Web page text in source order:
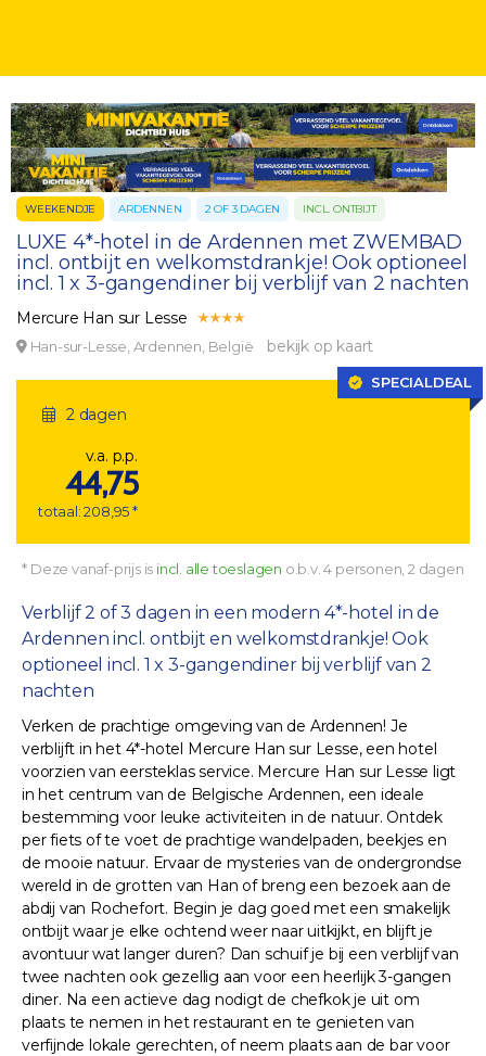
WEEKENDJE ARDENNEN 2 OF 3 DAGEN INCL. ONTBIJT
LUXE 4*-hotel in de Ardennen met ZWEMBAD
incl. ontbijt en welkomstdrankje! Ook optioneel
incl. 1 x 3-gangendiner bij verblijf van 2 nachten
Mercure Han sur Lesse
Han-sur-Lesse, Ardennen, België bekijk op kaart
SPECIALDEAL
2 dagen
v.a. p.p.
44,75
totaal: 208,95 *
* Deze vanaf-prijs is incl. alle toeslagen o.b.v. 4 personen, 2 dagen
Verblijf 2 of 3 dagen in een modern 4*-hotel in de
Ardennen incl. ontbijt en welkomstdrankje! Ook
optioneel incl. 1 x 3-gangendiner bij verblijf van 2
nachten
Verken de prachtige omgeving van de Ardennen! Je
verblijft in het 4*-hotel Mercure Han sur Lesse, een hotel
voorzien van eersteklas service. Mercure Han sur Lesse ligt
in het centrum van de Belgische Ardennen, een ideale
bestemming voor leuke activiteiten in de natuur. Ontdek
per fiets of te voet de prachtige wandelpaden, beekjes en
de mooie natuur. Ervaar de mysteries van de ondergrondse
wereld in de grotten van Han of breng een bezoek aan de
abdij van Rochefort. Begin je dag goed met een smakelijk
ontbijt waar je elke ochtend weer naar uitkijkt, en blijft je
avontuur wat langer duren? Dan schuif je bij een verblijf van
twee nachten ook gezellig aan voor een heerlijk 3-gangen
diner. Na een actieve dag nodigt de chefkok je uit om
plaats te nemen in het restaurant en te genieten van
verfijnde lokale gerechten, of neem plaats aan de bar voor